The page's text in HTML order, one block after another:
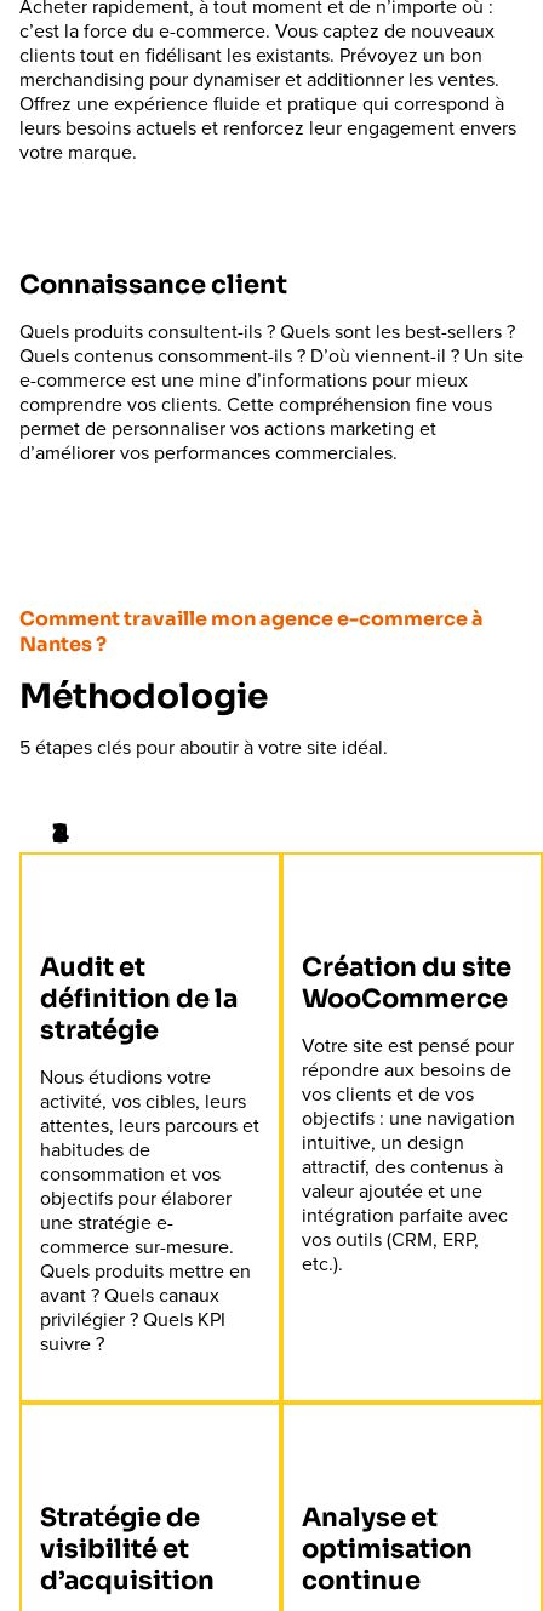
Acheter rapidement, à tout moment et de n’importe où :
c’est la force du e-commerce. Vous captez de nouveaux
clients tout en fidélisant les existants. Prévoyez un bon
merchandising pour dynamiser et additionner les ventes.
Offrez une expérience fluide et pratique qui correspond à
leurs besoins actuels et renforcez leur engagement envers
votre marque.
Connaissance client
Quels produits consultent-ils ? Quels sont les best-sellers ?
Quels contenus consomment-ils ? D’où viennent-il ? Un site
e-commerce est une mine d’informations pour mieux
comprendre vos clients. Cette compréhension fine vous
permet de personnaliser vos actions marketing et
d’améliorer vos performances commerciales.
Comment travaille mon agence e-commerce à
Nantes ?
Méthodologie
5 étapes clés pour aboutir à votre site idéal.
Audit et
définition de la
stratégie
Nous étudions votre
activité, vos cibles, leurs
attentes, leurs parcours et
habitudes de
consommation et vos
objectifs pour élaborer
une stratégie e-
commerce sur-mesure.
Quels produits mettre en
avant ? Quels canaux
privilégier ? Quels KPI
suivre ?
Création du site
WooCommerce
Votre site est pensé pour
répondre aux besoins de
vos clients et de vos
objectifs : une navigation
intuitive, un design
attractif, des contenus à
valeur ajoutée et une
intégration parfaite avec
vos outils (CRM, ERP,
etc.).
Stratégie de
visibilité et
d’acquisition
Analyse et
optimisation
continue